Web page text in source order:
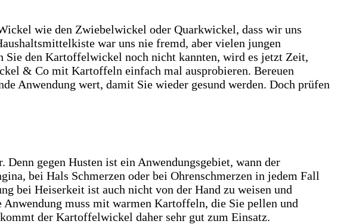
wie den Zwiebelwickel oder Quarkwickel, dass wir uns
war uns nie fremd, aber vielen jungen
Sie den Kartoffelwickel noch nicht kannten, wird es jetzt Zeit,
& Co mit Kartoffeln einfach mal ausprobieren. Bereuen
Anwendung wert, damit Sie wieder gesund werden. Doch prüfen
gegen Husten ist ein Anwendungsgebiet, wann der
bei Hals Schmerzen oder bei Ohrenschmerzen in jedem Fall
bei Heiserkeit ist auch nicht von der Hand zu weisen und
muss mit warmen Kartoffeln, die Sie pellen und
der Kartoffelwickel daher sehr gut zum Einsatz.